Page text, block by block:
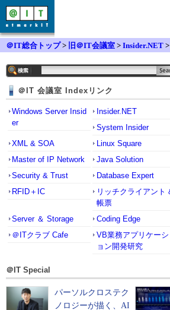
＠IT総合トップ> 旧＠IT会議室 > Insider.NET
＠IT 会議室 Indexリンク
Windows Server Insid
er
Insider.NET
System Insider
XML & SOA
Linux Square
Master of IP Network
Java Solution
Security & Trust
Database Expert
RFID＋IC
リッチクライアント
帳票
Server ＆ Storage
Coding Edge
＠ITクラブ Cafe
VB業務アプリケーシ
ョン開発研究
＠IT Special